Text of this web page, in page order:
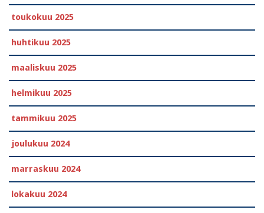
toukokuu 2025
huhtikuu 2025
maaliskuu 2025
helmikuu 2025
tammikuu 2025
joulukuu 2024
marraskuu 2024
lokakuu 2024